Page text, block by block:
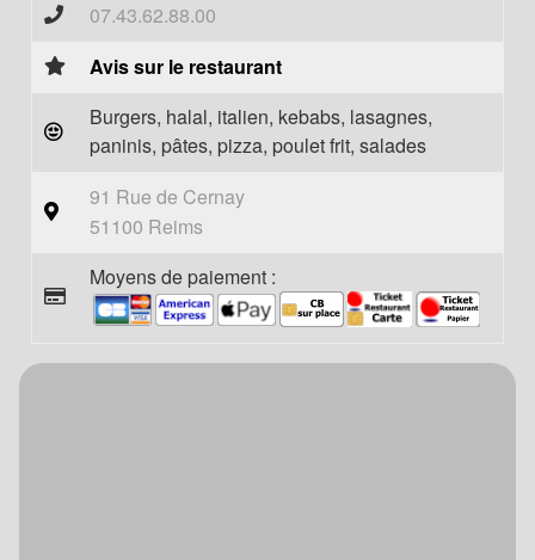
07.43.62.88.00
Avis sur le restaurant
Burgers, halal, italien, kebabs, lasagnes,
paninis, pâtes, pizza, poulet frit, salades
91 Rue de Cernay
51100 Reims
Moyens de paiement :